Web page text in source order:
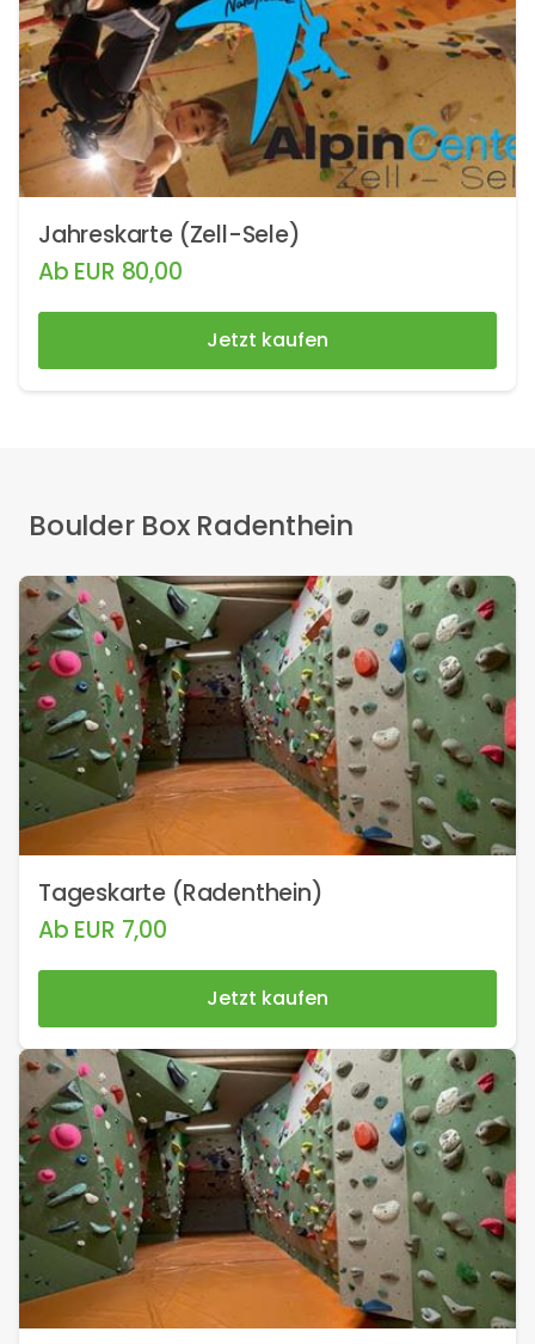
Jahreskarte (Zell-Sele)
Ab EUR 80,00
Jetzt kaufen
Boulder Box Radenthein
Tageskarte (Radenthein)
Ab EUR 7,00
Jetzt kaufen